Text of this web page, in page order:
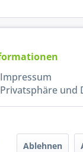
Impressum
Privatsphäre und
Ablehnen